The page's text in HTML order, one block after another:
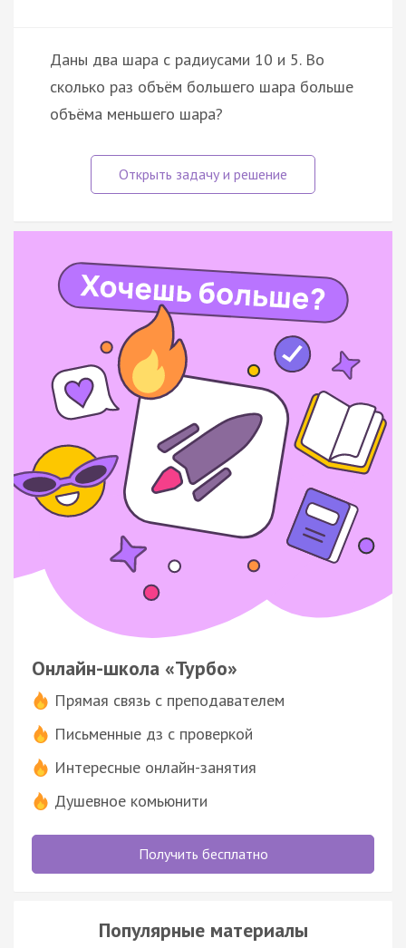
Даны два шара с радиусами 10 и 5. Во
сколько раз объём большего шара больше
объёма меньшего шара?
Онлайн-школа «Турбо»
Прямая связь с преподавателем
Письменные дз с проверкой
Интересные онлайн-занятия
Душевное комьюнити
Получить бесплатно
Популярные материалы